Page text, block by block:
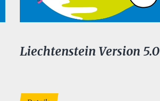
Liechtenstein Version 5.0